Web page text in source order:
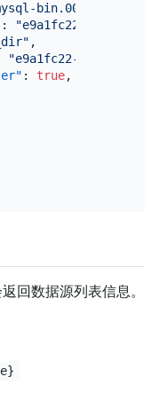
bin.000001,
:
"e9a1fc22-ec08-
,
"e9a1fc22-ec08-11e9-
: true,
回数据源列表信息。